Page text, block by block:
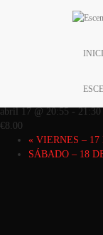
« Todos los Eventos
abril 17 @ 20:55 - 21:30
€8.00
« VIERNES – 17
SÁBADO – 18